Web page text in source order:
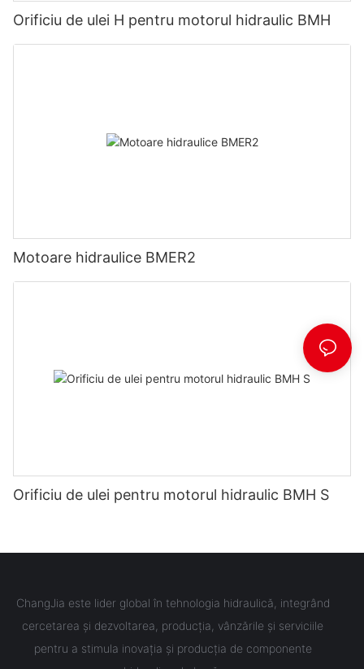
Orificiu de ulei H pentru motorul hidraulic BMH
Motoare hidraulice BMER2
Orificiu de ulei pentru motorul hidraulic BMH S
ChangJia este lider global în tehnologia hidraulică, integrând
cercetarea și dezvoltarea, producția, vânzările și serviciile
pentru a stimula inovația și producția de componente